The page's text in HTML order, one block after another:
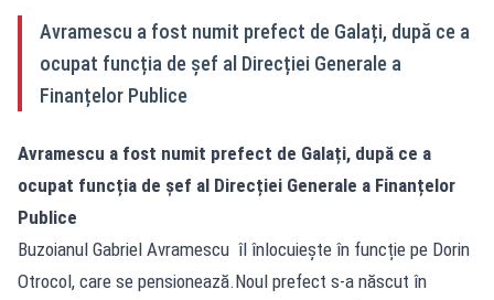
Avramescu a fost numit prefect de Galați, după ce a
ocupat funcția de șef al Direcției Generale a
Finanțelor Publice
Avramescu a fost numit prefect de Galați, după ce a
ocupat funcția de șef al Direcției Generale a Finanțelor
Publice
Buzoianul Gabriel Avramescu îl înlocuiește în funcție pe Dorin
Otrocol, care se pensionează.Noul prefect s-a născut în